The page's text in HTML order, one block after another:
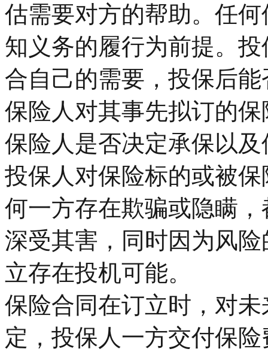
估需要对方的帮助。任
知义务的履行为前提。
合自己的需要，投保后
保险人对其事先拟订的
保险人是否决定承保以
投保人对保险标的或被
何一方存在欺骗或隐瞒
深受其害，同时因为风
立存在投机可能。
保险合同在订立时，对
定，投保人一方交付保